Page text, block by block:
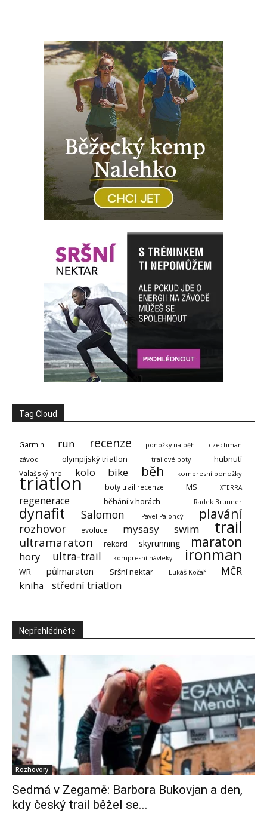
Tag Cloud
Garmin run recenze ponožky na běh czechman
závod olympijský triatlon trailové boty hubnutí
Valašský hrb kolo bike běh kompresní ponožky
triatlon boty trail recenze MS XTERRA
regenerace běhání v horách Radek Brunner
dynafit Salomon Pavel Paloncý plavání
rozhovor evoluce mysasy swim trail
ultramaraton rekord skyrunning maraton
hory ultra-trail kompresní návleky ironman
WR půlmaraton Sršní nektar Lukáš Kočař MČR
kniha střední triatlon
Nepřehlédněte
Rozhovory
Sedmá v Zegamě: Barbora Bukovjan a den,
kdy český trail běžel se...